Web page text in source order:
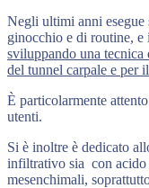
Negli ultimi anni esegue
ginocchio e di routine,
sviluppando una
del tunnel carpale e per
È particolarmente
utenti.
Si è inoltre è dedicato
infiltrativo sia con acido
mesenchimali,